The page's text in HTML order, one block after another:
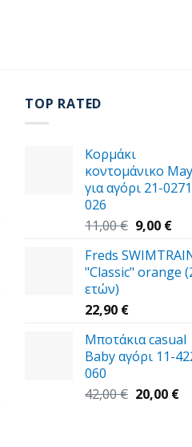
TOP RATED
Κορμάκι
κοντομάνικο
για αγόρι 21-
026
11,00€ Original
was:
11,00 €.
9,00 €Η
Freds
"Classic" orange
ετών)
22,90 €
Μποτάκια casual
Baby αγόρι 11-
060
42,00€ Original
20,00 €Η